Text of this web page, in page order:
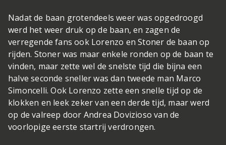
Nadat de baan grotendeels weer was opgedroogd
werd het weer druk op de baan, en zagen de
verregende fans ook Lorenzo en Stoner de baan op
rijden. Stoner was maar enkele ronden op de baan te
vinden, maar zette wel de snelste tijd die bijna een
halve seconde sneller was dan tweede man Marco
Simoncelli. Ook Lorenzo zette een snelle tijd op de
klokken en leek zeker van een derde tijd, maar werd
op de valreep door Andrea Dovizioso van de
voorlopige eerste startrij verdrongen.